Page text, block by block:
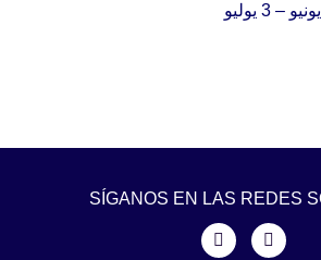
SÍGANOS EN LAS REDES